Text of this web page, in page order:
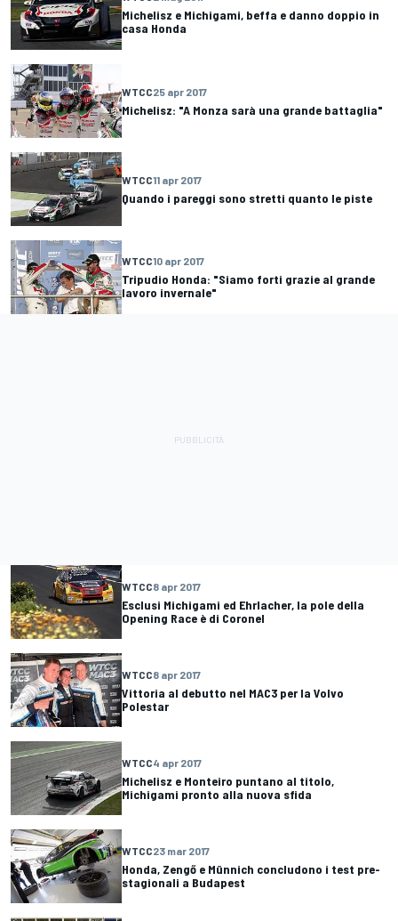
Michelisz e Michigami, beffa e danno doppio in
casa Honda
WTCC25 apr 2017
Michelisz: "A Monza sarà una grande battaglia"
WTCC11 apr 2017
Quando i pareggi sono stretti quanto le piste
WTCC10 apr 2017
Tripudio Honda: "Siamo forti grazie al grande
lavoro invernale"
WTCC8 apr 2017
Esclusi Michigami ed Ehrlacher, la pole della
Opening Race è di Coronel
WTCC8 apr 2017
Vittoria al debutto nel MAC3 per la Volvo
Polestar
WTCC4 apr 2017
Michelisz e Monteiro puntano al titolo,
Michigami pronto alla nuova sfida
WTCC23 mar 2017
Honda, Zengő e Münnich concludono i test pre-
stagionali a Budapest